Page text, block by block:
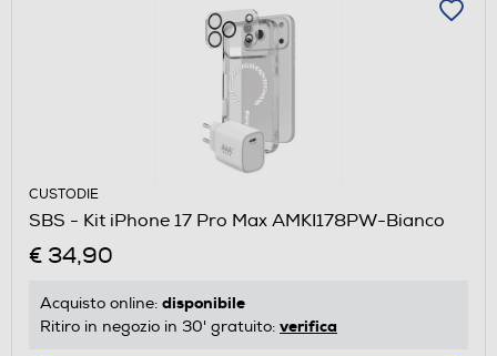
CUSTODIE
SBS - Kit iPhone 17 Pro Max AMKI178PW-Bianco
€ 34,90
Acquisto online: disponibile
Ritiro in negozio in 30' gratuito: verifica